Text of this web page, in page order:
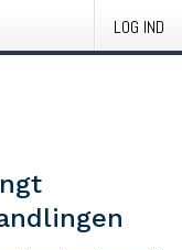
LOG IND